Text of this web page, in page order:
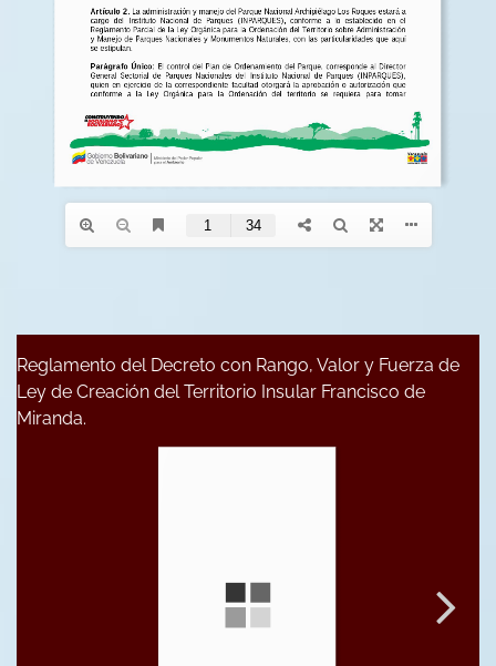
Reglamento del Decreto con Rango, Valor y Fuerza de
Ley de Creación del Territorio Insular Francisco de
Miranda.